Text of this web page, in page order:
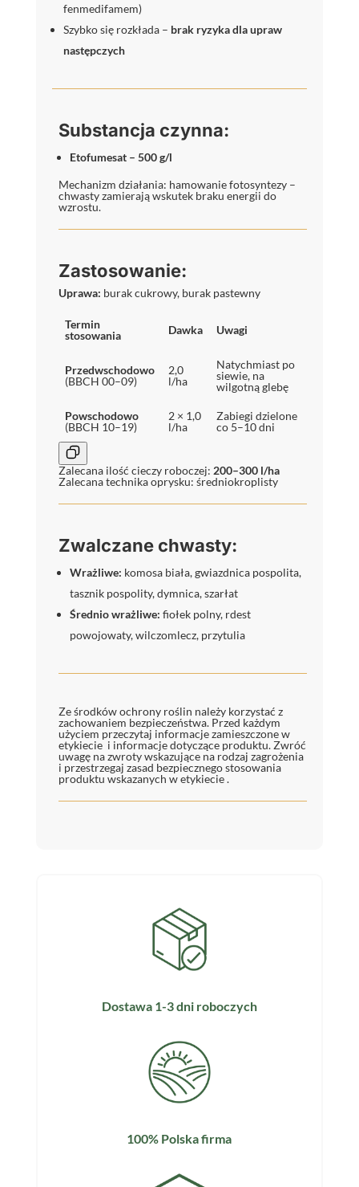
fenmedifamem)
Szybko się rozkłada – brak ryzyka dla upraw
następczych
Substancja czynna:
Etofumesat – 500 g/l
Mechanizm działania: hamowanie fotosyntezy –
chwasty zamierają wskutek braku energii do
wzrostu.
Zastosowanie:
Uprawa: burak cukrowy, burak pastewny
Termin
stosowania
Dawka Uwagi
Przedwschodowo
(BBCH 00–09)
2,0
l/ha
Natychmiast po
siewie, na
wilgotną glebę
Powschodowo
(BBCH 10–19)
2 × 1,0
l/ha
Zabiegi dzielone
co 5–10 dni
Zalecana ilość cieczy roboczej: 200–300 l/ha
Zalecana technika oprysku: średniokroplisty
Zwalczane chwasty:
Wrażliwe: komosa biała, gwiazdnica pospolita,
tasznik pospolity, dymnica, szarłat
Średnio wrażliwe: fiołek polny, rdest
powojowaty, wilczomlecz, przytulia
Ze środków ochrony roślin należy korzystać z
zachowaniem bezpieczeństwa. Przed każdym
użyciem przeczytaj informacje zamieszczone w
etykiecie i informacje dotyczące produktu. Zwróć
uwagę na zwroty wskazujące na rodzaj zagrożenia
i przestrzegaj zasad bezpiecznego stosowania
produktu wskazanych w etykiecie .
Dostawa 1-3 dni roboczych
100% Polska firma